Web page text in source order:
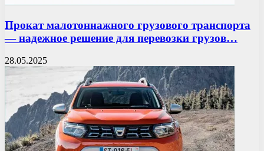
Прокат малотоннажного грузового транспорта
— надежное решение для перевозки грузов…
28.05.2025